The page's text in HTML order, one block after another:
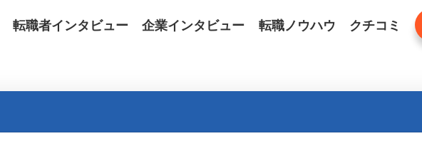
転職者インタビュー 企業インタビュー 転職ノウハウ クチコミ